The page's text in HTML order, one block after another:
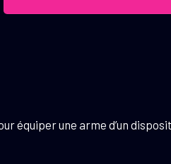
équiper une arme d’un